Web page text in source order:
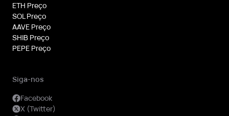
ETH Preço
SOL Preço
AAVE Preço
SHIB Preço
PEPE Preço
Siga-nos
Facebook
X (Twitter)